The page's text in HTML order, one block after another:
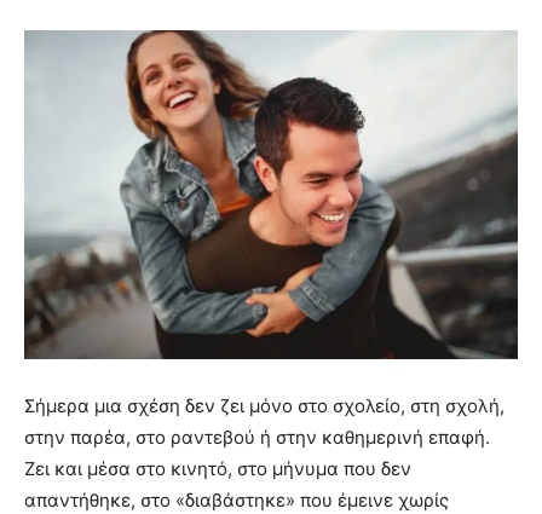
Σήμερα μια σχέση δεν ζει μόνο στο σχολείο, στη σχολή,
στην παρέα, στο ραντεβού ή στην καθημερινή επαφή.
Ζει και μέσα στο κινητό, στο μήνυμα που δεν
απαντήθηκε, στο «διαβάστηκε» που έμεινε χωρίς